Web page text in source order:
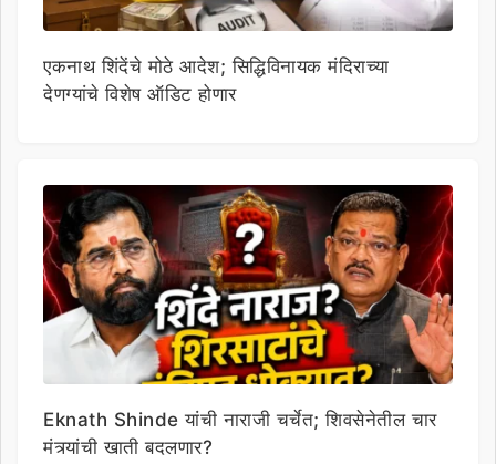
एकनाथ शिंदेंचे मोठे आदेश; सिद्धिविनायक मंदिराच्या
देणग्यांचे विशेष ऑडिट होणार
Eknath Shinde यांची नाराजी चर्चेत; शिवसेनेतील चार
मंत्र्यांची खाती बदलणार?